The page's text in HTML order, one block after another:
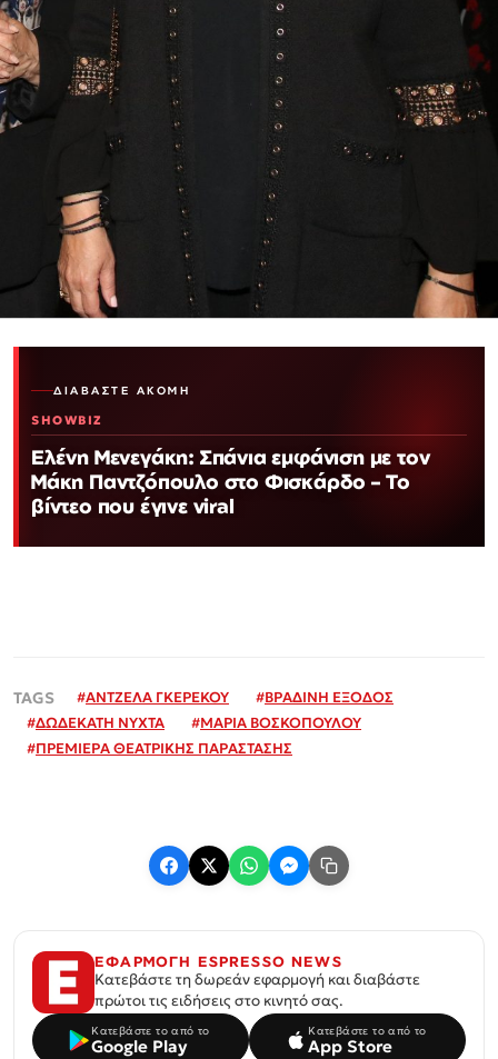
ΔΙΑΒΆΣΤΕ ΑΚΌΜΗ
SHOWBIZ
Ελένη Μενεγάκη: Σπάνια εμφάνιση με τον
Μάκη Παντζόπουλο στο Φισκάρδο – Το
βίντεο που έγινε viral
#ΑΝΤΖΕΛΑ ΓΚΕΡΕΚΟΥ #ΒΡΑΔΙΝΗ ΕΞΟΔΟΣ
#ΔΩΔΕΚΑΤΗ ΝΥΧΤΑ #ΜΑΡΙΑ ΒΟΣΚΟΠΟΥΛΟΥ
#ΠΡΕΜΙΕΡΑ ΘΕΑΤΡΙΚΗΣ ΠΑΡΑΣΤΑΣΗΣ
ΕΦΑΡΜΟΓΗ ESPRESSO NEWS
Κατεβάστε τη δωρεάν εφαρμογή και διαβάστε
πρώτοι τις ειδήσεις στο κινητό σας.
Κατεβάστε το από το
Google Play
Κατεβάστε το από το
App Store